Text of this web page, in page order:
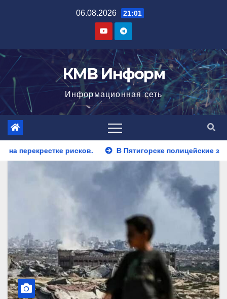
06.08.2026 21:01
КМВ Информ
Информационная сеть
В Пятигорске полицейские задержали закладчика,